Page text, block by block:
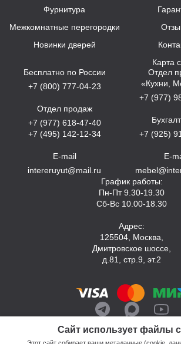
Сайт использует файлы
Фурнитура
Межкомнатные перегородки
Новинки дверей
Карта
Бесплатно по России
+7 (800) 777-04-23
Отдел продаж
+7 (977) 618-47-40
+7 (495) 142-12-34
E-mail
intereruyut@mail.ru
Отдел
«Кухни,
+7 (977)
+7 (925)
E-
График работы:
Пн-Пт 9.30-19.30
Сб-Вс 10.00-18.30
Адрес:
125504, Москва,
Дмитровское шоссе,
д.81, стр.9, эт.2